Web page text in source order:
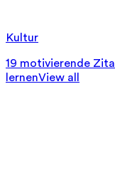
Kultur
19 motivierende
lernenView all